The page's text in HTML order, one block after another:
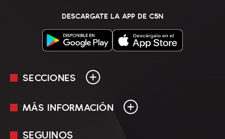
DESCARGATE LA APP DE C5N
SECCIONES
En Vivo
MÁS INFORMACIÓN
SEGUINOS